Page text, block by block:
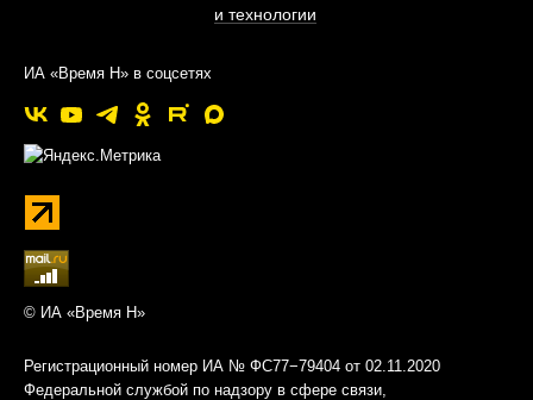
и технологии
ИА «Время Н» в соцсетях
© ИА «Время Н»
Регистрационный номер ИА № ФС77−79404 от 02.11.2020
Федеральной службой по надзору в сфере связи,